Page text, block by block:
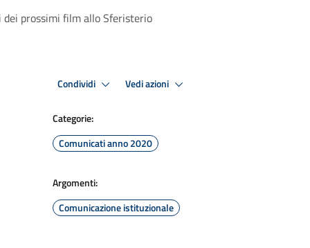
dei prossimi film allo Sferisterio
Condividi Vedi azioni
Categorie:
Comunicati anno 2020
Argomenti:
Comunicazione istituzionale